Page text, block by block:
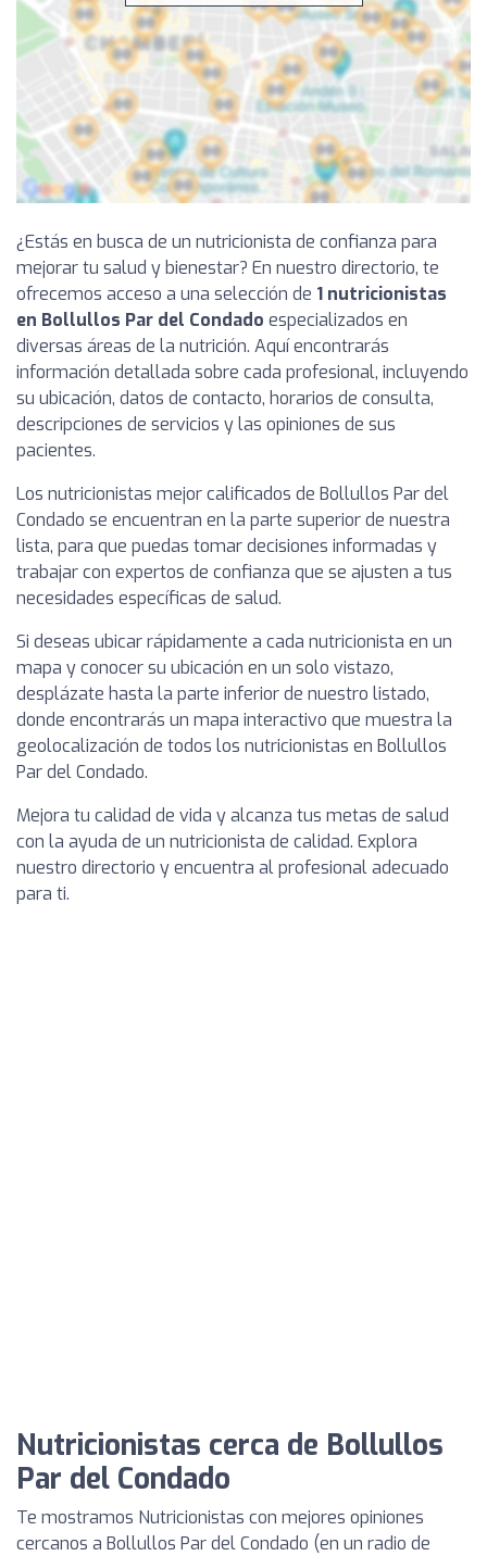
¿Estás en busca de un nutricionista de confianza para
mejorar tu salud y bienestar? En nuestro directorio, te
ofrecemos acceso a una selección de 1 nutricionistas
en Bollullos Par del Condado especializados en
diversas áreas de la nutrición. Aquí encontrarás
información detallada sobre cada profesional, incluyendo
su ubicación, datos de contacto, horarios de consulta,
descripciones de servicios y las opiniones de sus
pacientes.
Los nutricionistas mejor calificados de Bollullos Par del
Condado se encuentran en la parte superior de nuestra
lista, para que puedas tomar decisiones informadas y
trabajar con expertos de confianza que se ajusten a tus
necesidades específicas de salud.
Si deseas ubicar rápidamente a cada nutricionista en un
mapa y conocer su ubicación en un solo vistazo,
desplázate hasta la parte inferior de nuestro listado,
donde encontrarás un mapa interactivo que muestra la
geolocalización de todos los nutricionistas en Bollullos
Par del Condado.
Mejora tu calidad de vida y alcanza tus metas de salud
con la ayuda de un nutricionista de calidad. Explora
nuestro directorio y encuentra al profesional adecuado
para ti.
Nutricionistas cerca de Bollullos
Par del Condado
Te mostramos Nutricionistas con mejores opiniones
cercanos a Bollullos Par del Condado (en un radio de